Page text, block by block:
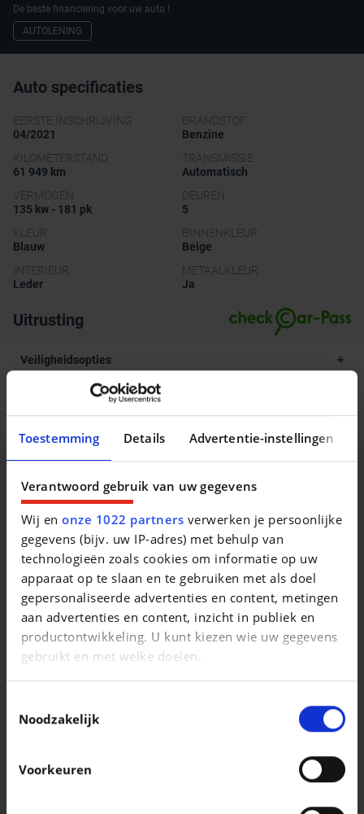
Toestemming Details Advertentie-instellingen
Verantwoord gebruik van uw gegevens
Wij enonze 1022 partners verwerken je persoonlijke
gegevens (bijv. uw IP-adres) met behulp van
technologieën zoals cookies om informatie op uw
apparaat op te slaan en te gebruiken met als doel
gepersonaliseerde advertenties en content, metingen
aan advertenties en content, inzicht in publiek en
productontwikkeling. U kunt kiezen wie uw gegevens
gebruikt en met welke doelen.
Informatie verzamelen over uw geografische
locatie, die tot een paar meter nauwkeurig kan zijn
Uw apparaat identificeren door het actief te
scannen op specifieke eigenschappen
Noodzakelijk
Voorkeuren
De beste financiering voor uw auto !
AUTOLENING
Auto specificaties
EERSTE INSCHRIJVING
04/2021
BRANDSTOF
Benzine
KILOMETERSTAND
61 949 km
TRANSMISSIE
Automatisch
VERMOGEN
135 kw - 181 pk
DEUREN
5
KLEUR
Blauw
BINNENKLEUR
Beige
INTERIEUR
Leder
METAALKLEUR
Ja
Uitrusting
Veiligheidsopties
Comfort en uitrusting
Andere opties
Beschrijving van het voertuig occasie
Vergelijkbare voertuigen
| 190.000 km